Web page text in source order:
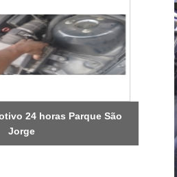
24 horas Parque São
Jorge